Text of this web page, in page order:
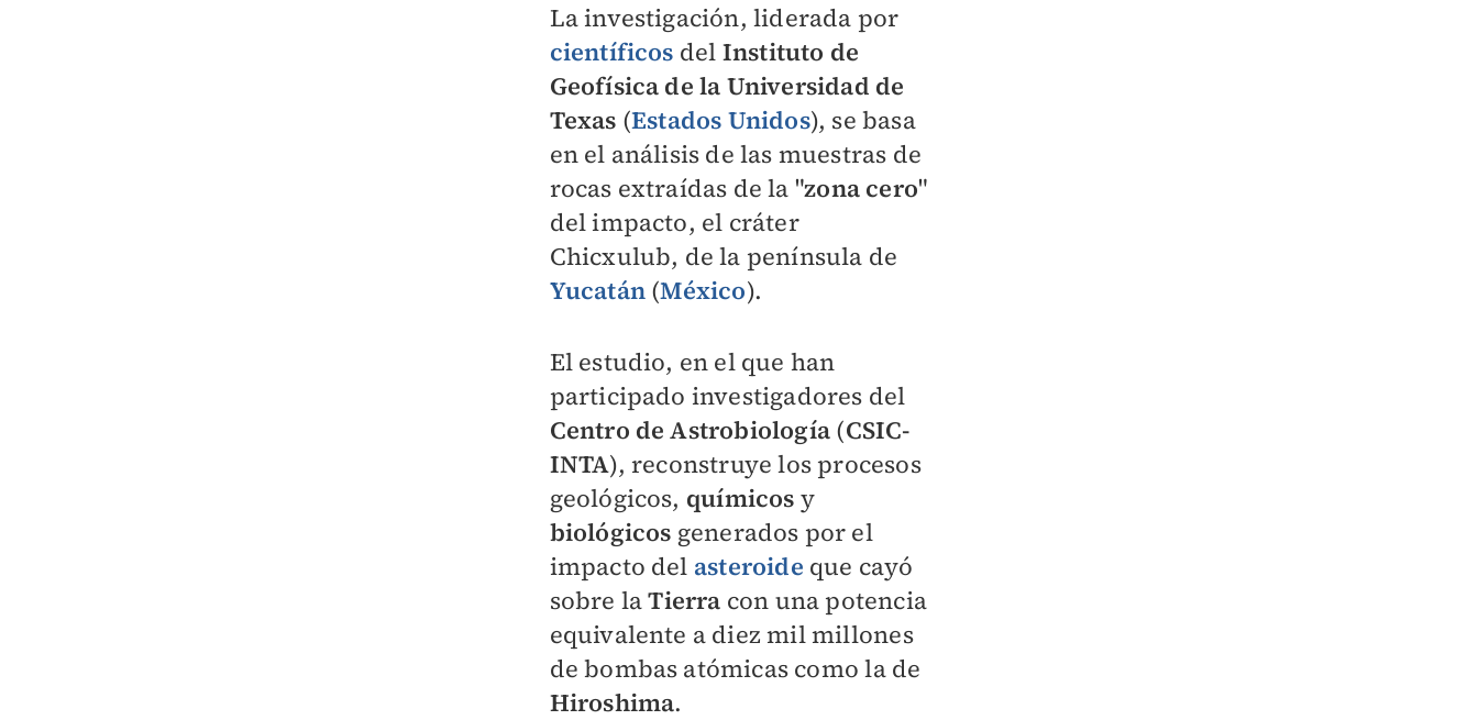
La investigación, liderada por
científicos del Instituto de
Geofísica de la Universidad de
Texas (Estados Unidos), se basa
en el análisis de las muestras de
rocas extraídas de la "zona cero"
del impacto, el cráter
Chicxulub, de la península de
Yucatán(México).
El estudio, en el que han
participado investigadores del
Centro de Astrobiología (CSIC-
INTA), reconstruye los procesos
geológicos, químicos y
biológicos generados por el
impacto del asteroide que cayó
sobre laTierra con una potencia
equivalente a diez mil millones
de bombas atómicas como la de
Hiroshima.